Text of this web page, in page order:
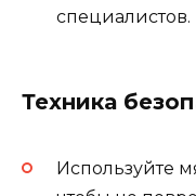
специалистов.
Техника
Используйте